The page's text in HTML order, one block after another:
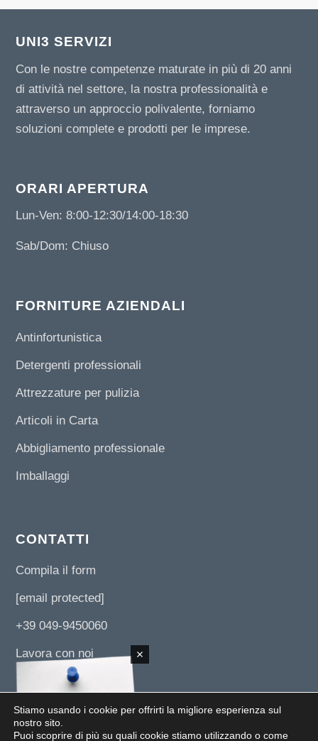
UNI3 SERVIZI
Con le nostre competenze maturate in più di 20 anni
di attività nel settore, la nostra professionalità e
attraverso un approccio polivalente, forniamo
soluzioni complete e prodotti per le imprese.
ORARI APERTURA
Lun-Ven: 8:00-12:30/14:00-18:30
Sab/Dom: Chiuso
FORNITURE AZIENDALI
Antinfortunistica
Detergenti professionali
Attrezzature per pulizia
Articoli in Carta
Abbigliamento professionale
Imballaggi
CONTATTI
Compila il form
[email protected]
+39 049-9450060
Lavora con noi
© 2019 UNI 3 SERVIZI SRL -Via L. Da Vinci, 89/B z.i. 35010 - Paviola di S.Giorgio
Stiamo usando i cookie per offrirti la migliore esperienza sul
nostro sito.
Puoi scoprire di più su quali cookie stiamo utilizzando o come